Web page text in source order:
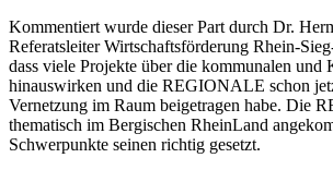
Kommentiert wurde dieser Part durch Dr.
Referatsleiter Wirtschaftsförderung Rhein-
dass viele Projekte über die kommunalen und
hinauswirken und die REGIONALE schon
Vernetzung im Raum beigetragen habe. Die
thematisch im Bergischen RheinLand
Schwerpunkte seinen richtig gesetzt.